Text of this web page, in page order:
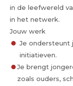
in de leefwereld
in het netwerk.
Jouw werk
Je ondersteunt
initiatieven.
Je brengt
zoals ouders,